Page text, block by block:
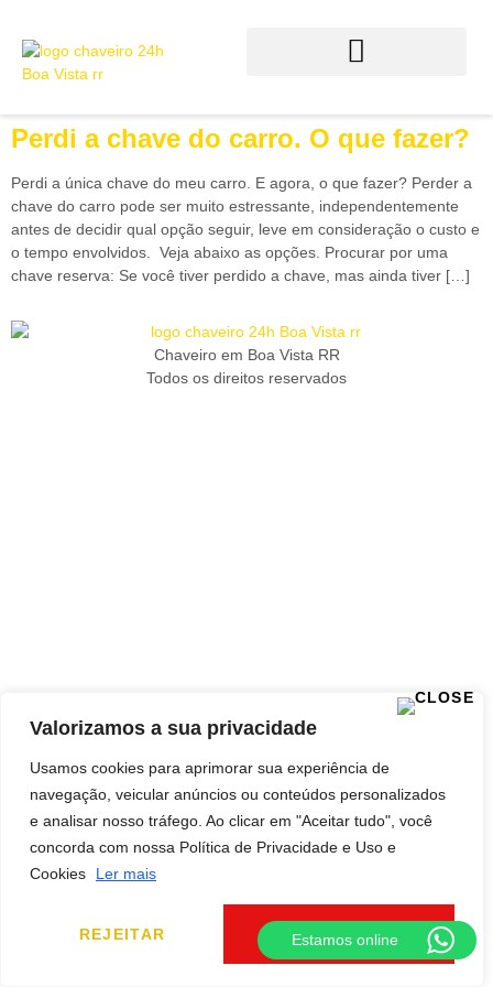
Valorizamos a sua privacidade
Usamos cookies para aprimorar sua experiência de
navegação, veicular anúncios ou conteúdos personalizados
e analisar nosso tráfego. Ao clicar em "Aceitar tudo", você
concorda com nossa Política de Privacidade e Uso e
Cookies
Ler mais
REJEITAR ACEITAR TUDO
Perdi a chave do carro. O que fazer?
Perdi a única chave do meu carro. E agora, o que fazer? Perder a
chave do carro pode ser muito estressante, independentemente
antes de decidir qual opção seguir, leve em consideração o custo e
o tempo envolvidos. Veja abaixo as opções. Procurar por uma
chave reserva: Se você tiver perdido a chave, mas ainda tiver […]
Chaveiro em Boa Vista RR
Todos os direitos reservados
Estamos online